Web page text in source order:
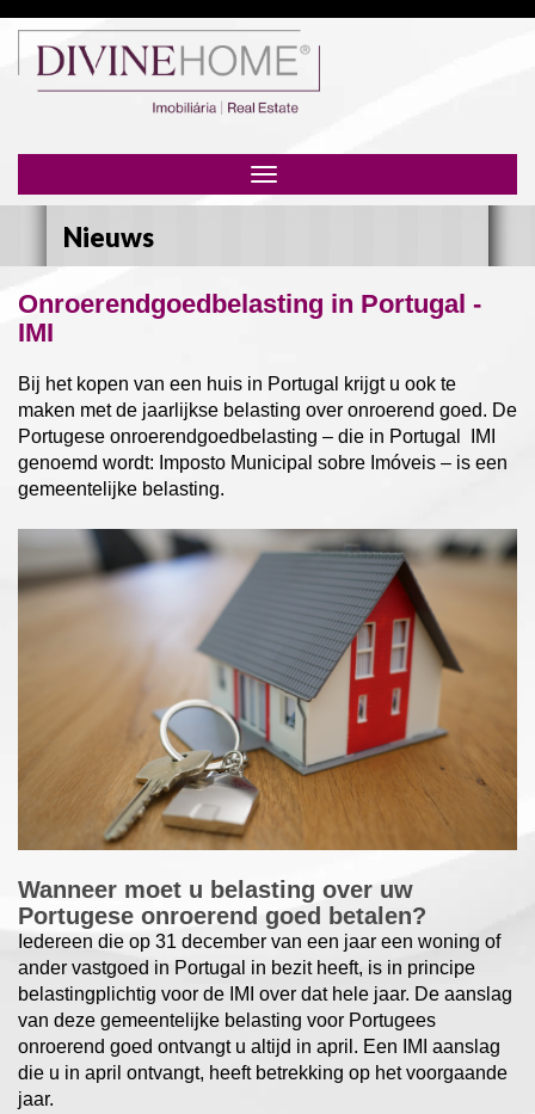
navigation
Nieuws
Onroerendgoedbelasting in Portugal -
IMI
Bij het kopen van een huis in Portugal krijgt u ook te
maken met de jaarlijkse belasting over onroerend goed. De
Portugese onroerendgoedbelasting – die in Portugal IMI
genoemd wordt: Imposto Municipal sobre Imóveis – is een
gemeentelijke belasting.
Wanneer moet u belasting over uw
Portugese onroerend goed betalen?
Iedereen die op 31 december van een jaar een woning of
ander vastgoed in Portugal in bezit heeft, is in principe
belastingplichtig voor de IMI over dat hele jaar. De aanslag
van deze gemeentelijke belasting voor Portugees
onroerend goed ontvangt u altijd in april. Een IMI aanslag
die u in april ontvangt, heeft betrekking op het voorgaande
jaar.